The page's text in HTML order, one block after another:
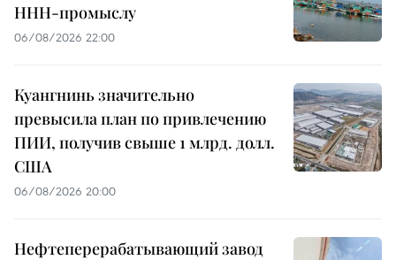
ННН-промыслу
06/08/2026 22:00
Куангнинь значительно
превысила план по привлечению
ПИИ, получив свыше 1 млрд. долл.
США
06/08/2026 20:00
Нефтеперерабатывающий завод